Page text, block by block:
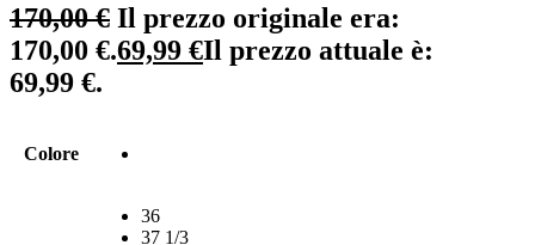
170,00€ Il prezzo originale era:
170,00 €.69,99 €Il prezzo attuale è:
69,99 €.
Colore
36
37 1/3